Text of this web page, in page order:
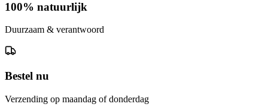
100% natuurlijk
Duurzaam & verantwoord
Bestel nu
Verzending op maandag of donderdag